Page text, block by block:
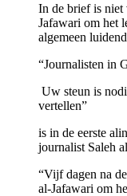
In de brief is niet
Jafawari om het
algemeen
“Journalisten in
Uw steun is
vertellen”
is in de eerste
journalist Saleh
“Vijf dagen na
al-Jafawari om